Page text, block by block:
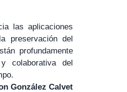
las aplicaciones
preservación del
profundamente
colaborativa del
González Calvet